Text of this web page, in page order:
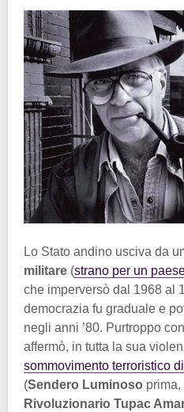
Lo Stato andino usciva da
militare (strano per un
che imperversò dal 1968 al
democrazia fu graduale e
negli anni ’80. Purtroppo
affermò, in tutta la sua
sommovimento terroristico
(Sendero Luminoso prima,
Rivoluzionario Tupac